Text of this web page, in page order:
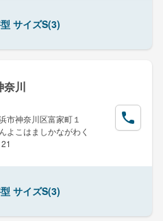
サイズS(3)
奈川
市神奈川区富家町１
よこはましかながわく
サイズS(3)